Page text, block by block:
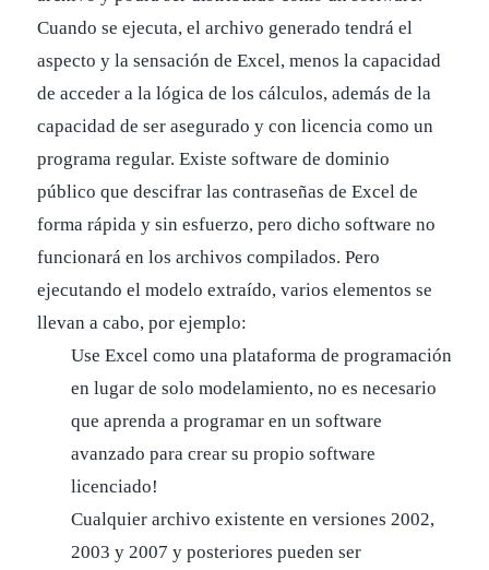
Cuando se ejecuta, el archivo generado tendrá el
aspecto y la sensación de Excel, menos la capacidad
de acceder a la lógica de los cálculos, además de la
capacidad de ser asegurado y con licencia como un
programa regular. Existe software de dominio
público que descifrar las contraseñas de Excel de
forma rápida y sin esfuerzo, pero dicho software no
funcionará en los archivos compilados. Pero
ejecutando el modelo extraído, varios elementos se
llevan a cabo, por ejemplo:
Use Excel como una plataforma de programación
en lugar de solo modelamiento, no es necesario
que aprenda a programar en un software
avanzado para crear su propio software
licenciado!
Cualquier archivo existente en versiones 2002,
2003 y 2007 y posteriores pueden ser